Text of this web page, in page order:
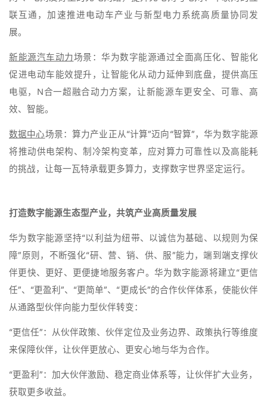
联互通，加速推进电动车产业与新型电力系统高质量协同发
展。
新能源汽车动力场景：华为数字能源通过全面高压化、智能化
促进电动车能效提升，让智能化从动力延伸到底盘，提供高压
电驱，N合一超融合动力方案，让新能源车更安全、可靠、高
效、智能。
数据中心场景：算力产业正从“计算”迈向“智算”，华为数字能源
将推动供电架构、制冷架构变革，应对算力可靠性以及高能耗
的挑战，让每一瓦特承载更多算力，支撑数字世界坚定运行。
打造数字能源生态型产业，共筑产业高质量发展
华为数字能源坚持“以利益为纽带、以诚信为基础、以规则为保
障”原则，不断强化“研、营、销、供、服”能力，端到端支撑伙
伴更快、更好、更便捷地服务客户。华为数字能源将建立“更信
任”、“更盈利”、“更简单”、“更成长”的合作伙伴体系，使能伙伴
从通路型伙伴向能力型伙伴转变：
“更信任”：从伙伴政策、伙伴定位及业务边界、政策执行等维度
来保障伙伴，让伙伴更放心、更安心地与华为合作。
“更盈利”：加大伙伴激励、稳定商业体系等，让伙伴扩大业务，
获取更多收益。